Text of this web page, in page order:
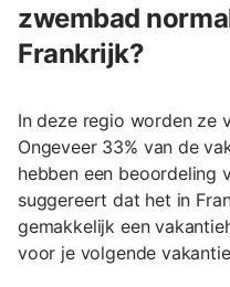
zwembad
Frankrijk?
In deze regio worden ze
Ongeveer 33% van de
hebben een beoordeling
suggereert dat het in
gemakkelijk een
voor je volgende